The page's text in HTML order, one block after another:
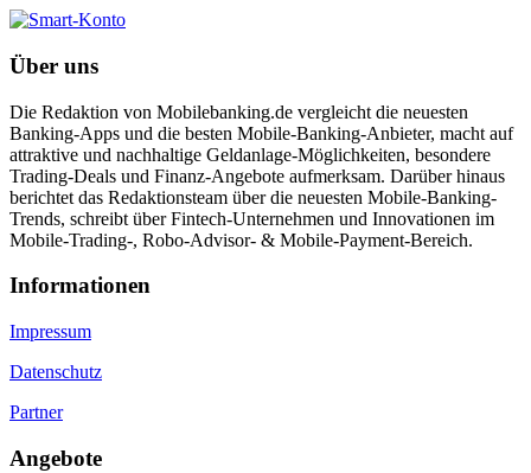
Über uns
Die Redaktion von Mobilebanking.de vergleicht die neuesten
Banking-Apps und die besten Mobile-Banking-Anbieter, macht auf
attraktive und nachhaltige Geldanlage-Möglichkeiten, besondere
Trading-Deals und Finanz-Angebote aufmerksam. Darüber hinaus
berichtet das Redaktionsteam über die neuesten Mobile-Banking-
Trends, schreibt über Fintech-Unternehmen und Innovationen im
Mobile-Trading-, Robo-Advisor- & Mobile-Payment-Bereich.
Informa­tionen
Impressum
Datenschutz
Partner
Angebote